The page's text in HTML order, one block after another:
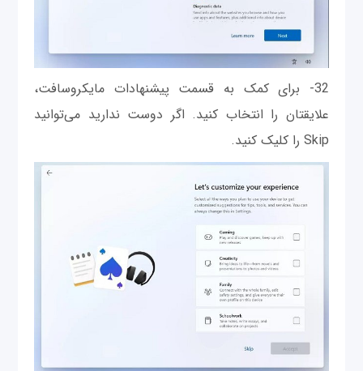
32- برای کمک به قسمت پیشنهادات مایکروسافت،
علایقتان را انتخاب کنید. اگر دوست ندارید می‌توانید
Skip را کلیک کنید.